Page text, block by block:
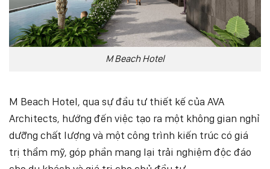
M Beach Hotel
M Beach Hotel, qua sự đầu tư thiết kế của AVA
Architects, hướng đến việc tạo ra một không gian nghỉ
dưỡng chất lượng và một công trình kiến trúc có giá
trị thẩm mỹ, góp phần mang lại trải nghiệm độc đáo